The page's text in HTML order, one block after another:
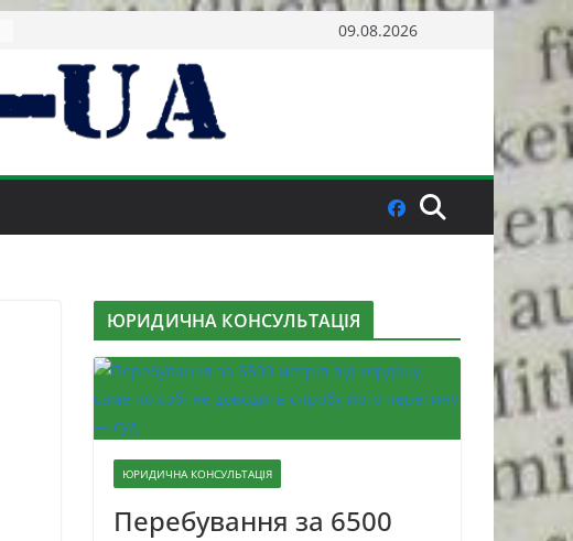
09.08.2026
ЮРИДИЧНА КОНСУЛЬТАЦІЯ
ЮРИДИЧНА КОНСУЛЬТАЦІЯ
Перебування за 6500